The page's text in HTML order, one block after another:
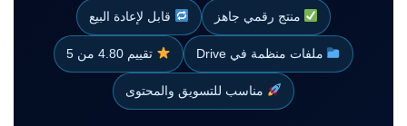
منتج رقمي جاهز قابل لإعادة البيع
ملفات منظمة في Drive تقييم 4.80 من 5
مناسب للتسويق والمحتوى